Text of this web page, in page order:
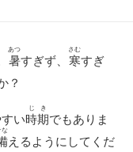
暑
あつ
すぎず、 寒
さむ
すぎ
？
い時期
じき
でもありま
な
えるようにしてくだ